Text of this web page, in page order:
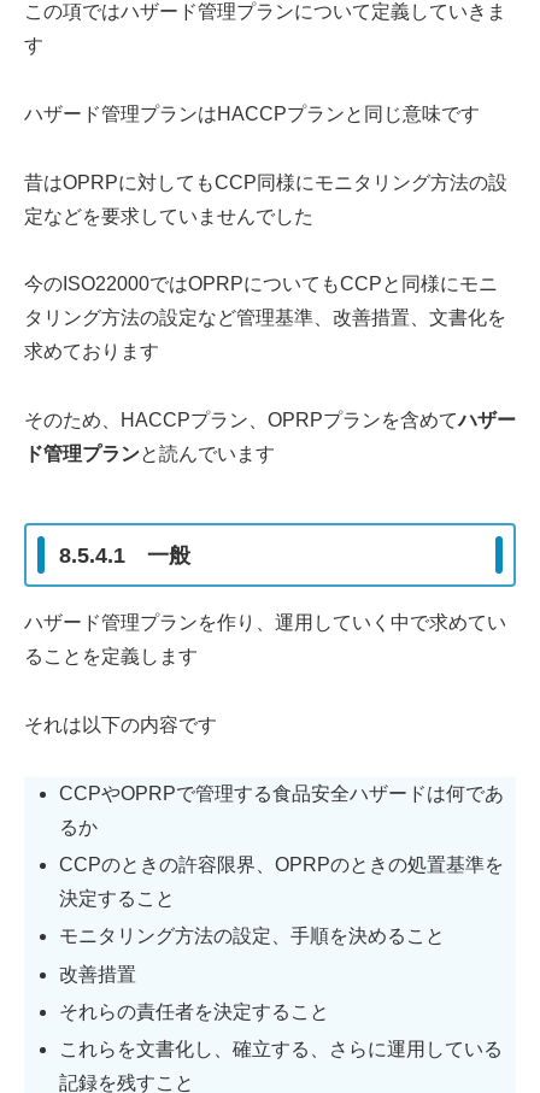
この項ではハザード管理プランについて定義していきま
す
ハザード管理プランはHACCPプランと同じ意味です
昔はOPRPに対してもCCP同様にモニタリング方法の設
定などを要求していませんでした
今のISO22000ではOPRPについてもCCPと同様にモニ
タリング方法の設定など管理基準、改善措置、文書化を
求めております
そのため、HACCPプラン、OPRPプランを含めてハザー
ド管理プランと読んでいます
8.5.4.1 一般
ハザード管理プランを作り、運用していく中で求めてい
ることを定義します
それは以下の内容です
CCPやOPRPで管理する食品安全ハザードは何であ
るか
CCPのときの許容限界、OPRPのときの処置基準を
決定すること
モニタリング方法の設定、手順を決めること
改善措置
それらの責任者を決定すること
これらを文書化し、確立する、さらに運用している
記録を残すこと